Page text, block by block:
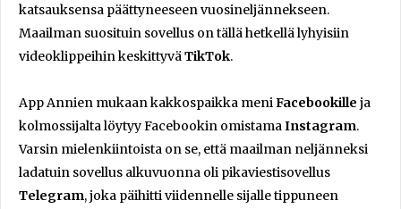
katsauksensa päättyneeseen vuosineljännekseen.
Maailman suosituin sovellus on tällä hetkellä lyhyisiin
videoklippeihin keskittyvä TikTok.
App Annien mukaan kakkospaikka meni Facebookille ja
kolmossijalta löytyy Facebookin omistama Instagram.
Varsin mielenkiintoista on se, että maailman neljänneksi
ladatuin sovellus alkuvuonna oli pikaviestisovellus
Telegram, joka päihitti viidennelle sijalle tippuneen